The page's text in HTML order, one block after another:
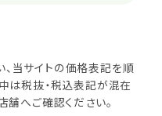
当サイトの価格表記を順
は税抜・税込表記が混在
へご確認ください。